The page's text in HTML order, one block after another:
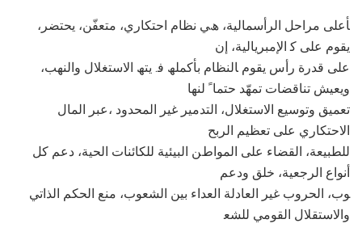
ﺄﻋﻠﻰ ﻣﺮاﺣﻞ اﻟﺮأﺳﻤﺎﻟﯿﺔ، ھﻲ ﻧﻈﺎم اﺣﺘﻜﺎري، ﻣﺘﻌﻔّﻦ، ﯾﺤﺘﻀﺮ،
ﯾﻘﻮم ﻋﻠﻰ ﻛ اﻹﻣﺒﺮﯾﺎﻟﯿﺔ، إن
ﻋﻠﻰ ﻗﺪرة رأس ﯾﻘﻮم ﺎﻟﻨﻈﺎم ﺑﺄﻛﻤﻠﮫ ﻓ. ﯾﺘﮫ اﻻﺳﺘﻐﻼل واﻟﻨﮭﺐ،
وﯾﻌﯿﺶ ﺗﻨﺎﻗﻀﺎت ﺗﻤﮭّﺪ ﺣﺘﻤﺎ ً ﻟﻨﮭﺎ
ﺗﻌﻤﯿﻖ وﺗﻮﺳﯿﻊ اﻻﺳﺘﻐﻼل، اﻟﺘﺪﻣﯿﺮ ﻏﯿﺮ اﻟﻤﺤﺪود ،ﻋﺒﺮ اﻟﻤﺎل
اﻻﺣﺘﻜﺎري ﻋﻠﻰ ﺗﻌﻈﯿﻢ اﻟﺮﺑﺢ
ﻟﻠﻄﺒﯿﻌﺔ، اﻟﻘﻀﺎء ﻋﻠﻰ اﻟﻤﻮاطﻦ اﻟﺒﯿﺌﯿﺔ ﻟﻠﻜﺎﺋﻨﺎت اﻟﺤﯿﺔ، دﻋﻢ ﻛﻞ
أﻧﻮاع اﻟﺮﺟﻌﯿﺔ، ﺧﻠﻖ ودﻋﻢ
ﻮب، اﻟﺤﺮوب ﻏﯿﺮ اﻟﻌﺎدﻟﺔ اﻟﻌﺪاء ﺑﯿﻦ اﻟﺸﻌﻮب، ﻣﻨﻊ اﻟﺤﻜﻢ اﻟﺬاﺗﻲ
واﻻﺳﺘﻘﻼل اﻟﻘﻮﻣﻲ ﻟﻠﺸﻌ